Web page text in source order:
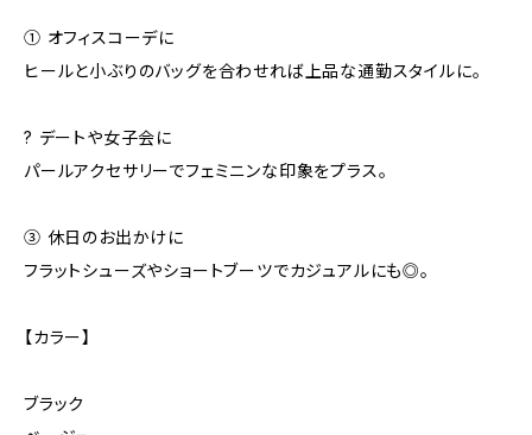
① オフィスコーデに
ヒールと小ぶりのバッグを合わせれば上品な通勤スタイルに。
? デートや女子会に
パールアクセサリーでフェミニンな印象をプラス。
③ 休日のお出かけに
フラットシューズやショートブーツでカジュアルにも◎。
【カラー】
ブラック